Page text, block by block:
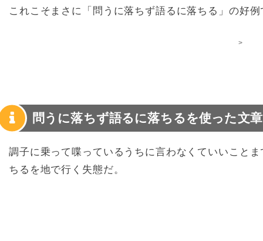
これこそまさに「問うに落ちず語るに落ちる」の好
>
問うに落ちず語るに落ちるを使った文
調子に乗って喋っているうちに言わなくていいこと
ちるを地で行く失態だ。